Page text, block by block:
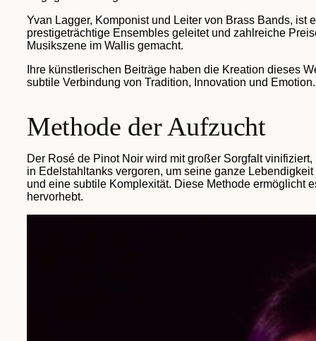
Yvan Lagger, Komponist und Leiter von Brass Bands,
prestigeträchtige Ensembles geleitet und zahlreiche
Musikszene im Wallis gemacht.
Ihre künstlerischen Beiträge haben die Kreation dieses
subtile Verbindung von Tradition, Innovation und Emotion.
Methode der Aufzucht
Der Rosé de Pinot Noir wird mit großer Sorgfalt
in Edelstahltanks vergoren, um seine ganze
und eine subtile Komplexität. Diese Methode ermöglicht
hervorhebt.